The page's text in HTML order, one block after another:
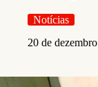
Notícias
20 de